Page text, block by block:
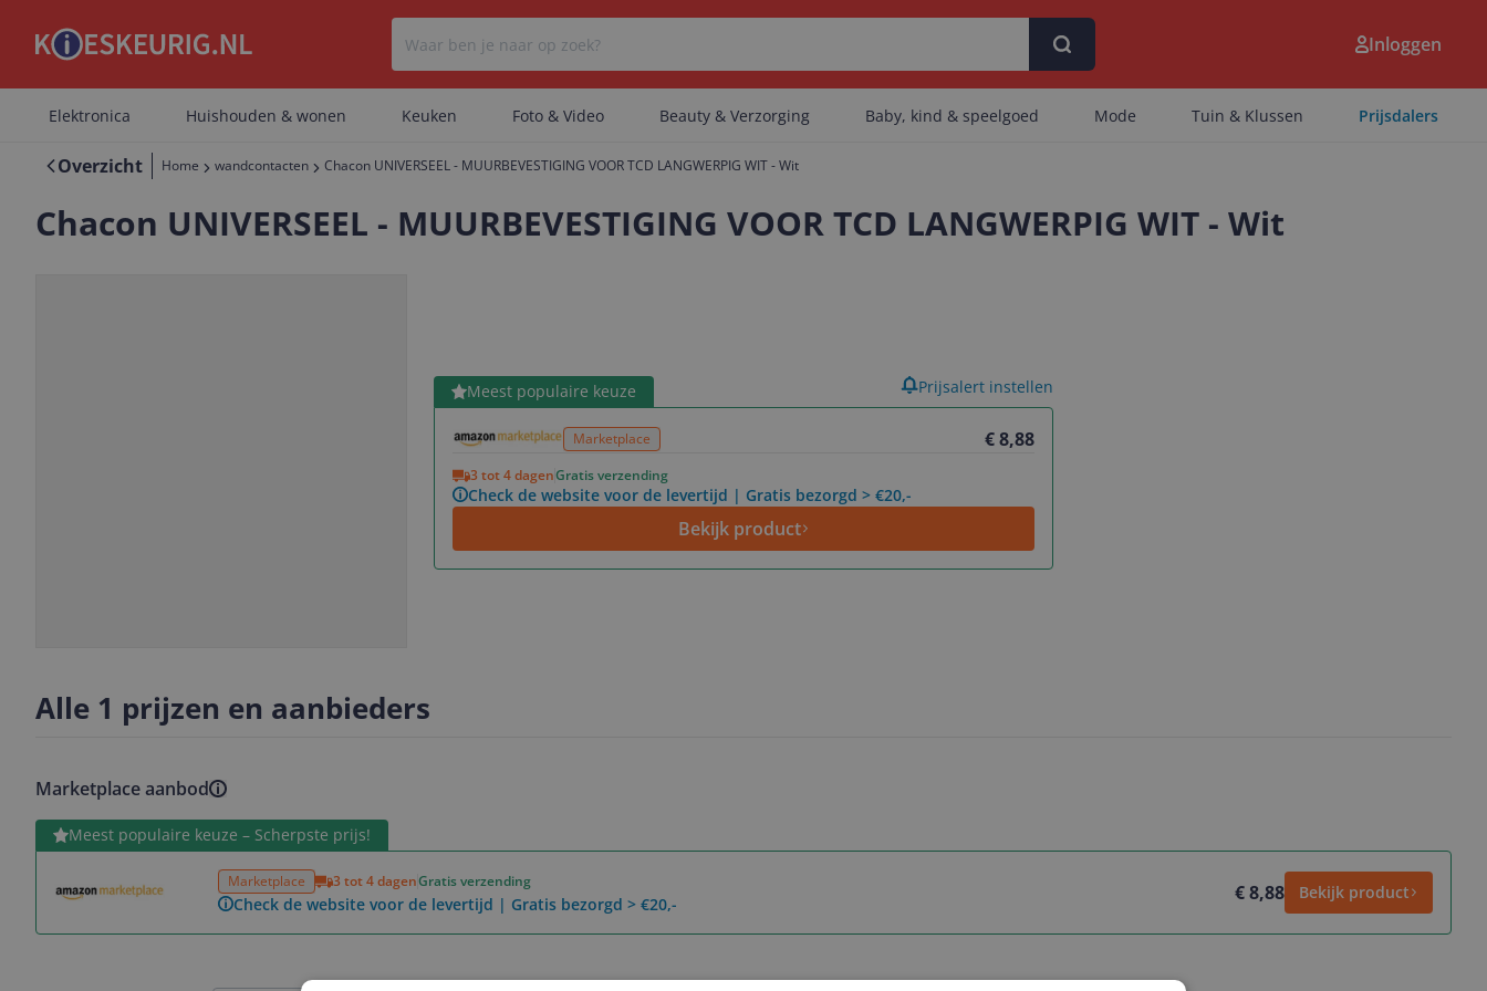
Er zijn geen artikelen gevonden.
Inloggen
Elektronica Huishouden & wonen Keuken Foto & Video Beauty & Verzorging Baby, kind & speelgoed Mode Tuin & Klussen Prijsdalers
Overzicht Home wandcontacten Chacon UNIVERSEEL - MUURBEVESTIGING VOOR TCD LANGWERPIG WIT - Wit
Chacon UNIVERSEEL - MUURBEVESTIGING VOOR TCD LANGWERPIG WIT - Wit
Meest populaire keuze
Marketplace € 8,88
3 tot 4 dagenGratis verzending
Check de website voor de levertijd | Gratis bezorgd > €20,-
Bekijk product
Bekijk product Prijsalert instellen
Alle 1 prijzen en aanbieders
Marketplace aanbod
Meest populaire keuze – Scherpste prijs!
Marketplace 3 tot 4 dagenGratis verzending
Check de website voor de levertijd | Gratis bezorgd > €20,- € 8,88 Bekijk product
Bekijk product